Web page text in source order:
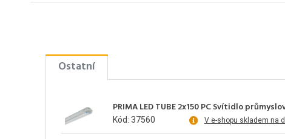
Ostatní
PRIMA LED TUBE 2x150 PC Svítidlo
Kód: 37560 V e-shopu skladem na